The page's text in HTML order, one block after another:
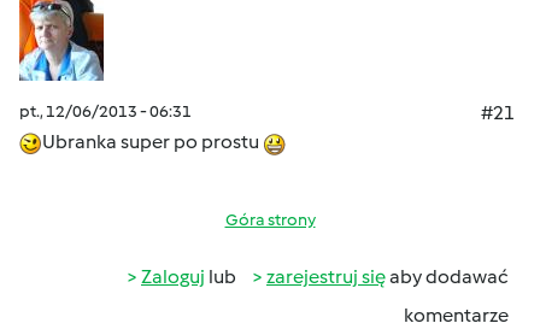
pt., 12/06/2013 - 06:31
#21
Ubranka super po prostu
Góra strony
Zaloguj lub zarejestruj sięaby dodawać
komentarze